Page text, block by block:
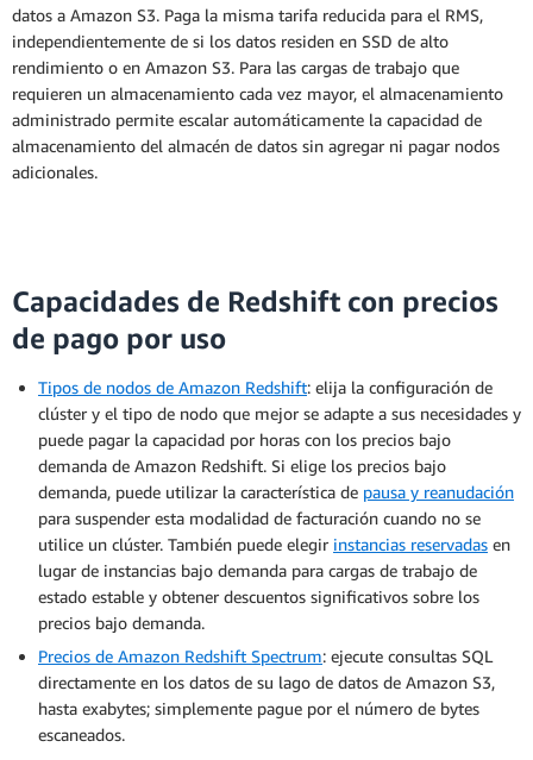
datos a Amazon S3. Paga la misma tarifa reducida para el RMS,
independientemente de si los datos residen en SSD de alto
rendimiento o en Amazon S3. Para las cargas de trabajo que
requieren un almacenamiento cada vez mayor, el almacenamiento
administrado permite escalar automáticamente la capacidad de
almacenamiento del almacén de datos sin agregar ni pagar nodos
adicionales.
Capacidades de Redshift con precios
de pago por uso
Tipos de nodos de Amazon Redshift: elija la configuración de
clúster y el tipo de nodo que mejor se adapte a sus necesidades y
puede pagar la capacidad por horas con los precios bajo
demanda de Amazon Redshift. Si elige los precios bajo
demanda, puede utilizar la característica de pausa y reanudación
para suspender esta modalidad de facturación cuando no se
utilice un clúster. También puede elegir instancias reservadas en
lugar de instancias bajo demanda para cargas de trabajo de
estado estable y obtener descuentos significativos sobre los
precios bajo demanda.
Precios de Amazon Redshift Spectrum: ejecute consultas SQL
directamente en los datos de su lago de datos de Amazon S3,
hasta exabytes; simplemente pague por el número de bytes
escaneados.